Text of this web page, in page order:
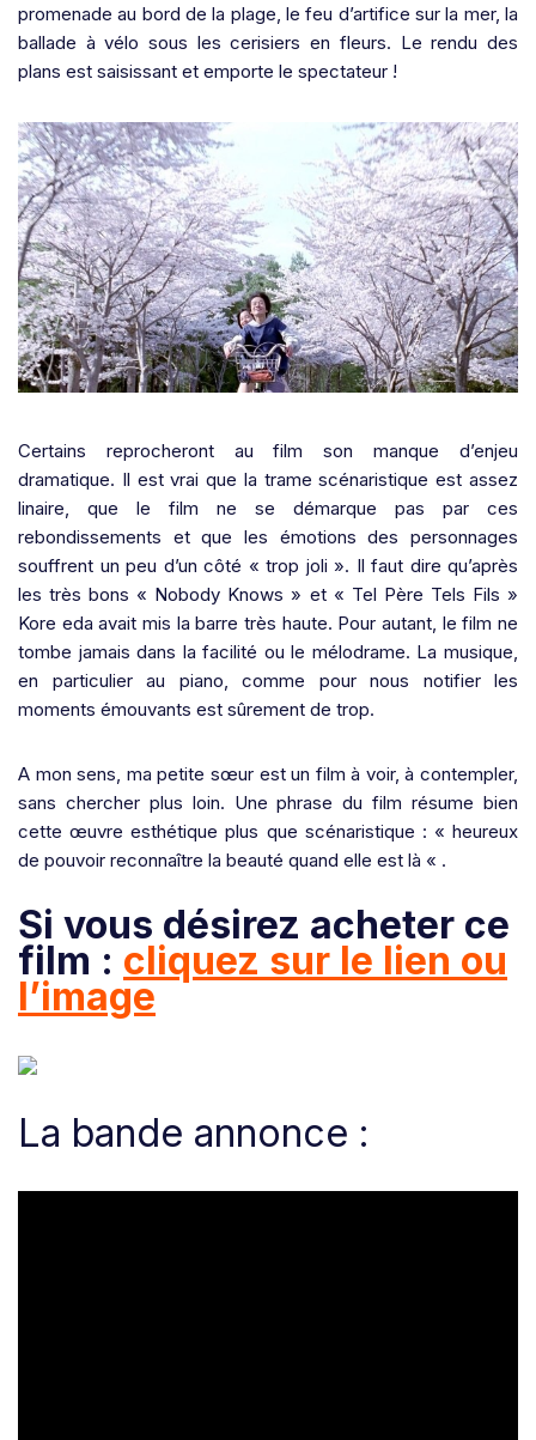
promenade au bord de la plage, le feu d’artifice sur la mer, la
ballade à vélo sous les cerisiers en fleurs. Le rendu des
plans est saisissant et emporte le spectateur !
Certains reprocheront au film son manque d’enjeu
dramatique. Il est vrai que la trame scénaristique est assez
linaire, que le film ne se démarque pas par ces
rebondissements et que les émotions des personnages
souffrent un peu d’un côté « trop joli ». Il faut dire qu’après
les très bons « Nobody Knows » et « Tel Père Tels Fils »
Kore eda avait mis la barre très haute. Pour autant, le film ne
tombe jamais dans la facilité ou le mélodrame. La musique,
en particulier au piano, comme pour nous notifier les
moments émouvants est sûrement de trop.
A mon sens, ma petite sœur est un film à voir, à contempler,
sans chercher plus loin. Une phrase du film résume bien
cette œuvre esthétique plus que scénaristique : « heureux
de pouvoir reconnaître la beauté quand elle est là « .
Si vous désirez acheter ce
film : cliquez sur le lien ou
l’image
La bande annonce :